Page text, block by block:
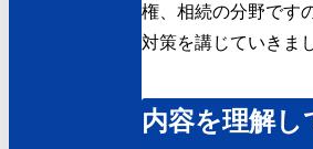
権、相続の分野です
対策を講じていきま
内容を理解